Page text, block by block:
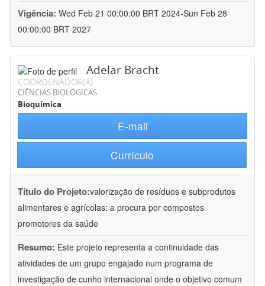
Vigência: Wed Feb 21 00:00:00 BRT 2024-Sun Feb 28
00:00:00 BRT 2027
Adelar Bracht
COORDENADOR(A)
CIÊNCIAS BIOLÓGICAS
Bioquímica
E-mail
Currículo
Título do Projeto:valorização de resíduos e subprodutos
alimentares e agrícolas: a procura por compostos
promotores da saúde
Resumo: Este projeto representa a continuidade das
atividades de um grupo engajado num programa de
investigação de cunho internacional onde o objetivo comum